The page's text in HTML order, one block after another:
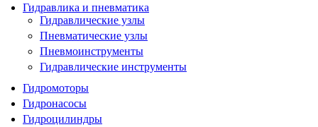
Гидравлика и пневматика
Гидравлические узлы
Пневматические узлы
Пневмоинструменты
Гидравлические инструменты
Гидромоторы
Гидронасосы
Гидроцилиндры